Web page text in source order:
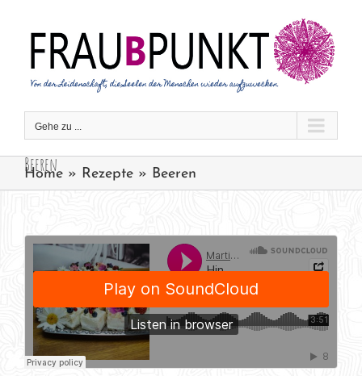
springen
Gehe zu ...
Beeren
Home » Rezepte » Beeren